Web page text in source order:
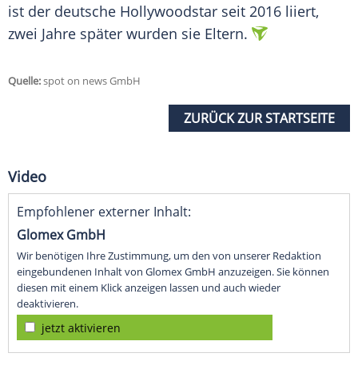
ist der deutsche Hollywoodstar seit 2016 liiert,
zwei Jahre später wurden sie Eltern.
Quelle:spot on news GmbH
ZURÜCK ZUR STARTSEITE
Video
Empfohlener externer Inhalt:
Glomex GmbH
Wir benötigen Ihre Zustimmung, um den von unserer Redaktion
eingebundenen Inhalt von Glomex GmbH anzuzeigen. Sie können
diesen mit einem Klick anzeigen lassen und auch wieder
deaktivieren.
jetzt aktivieren